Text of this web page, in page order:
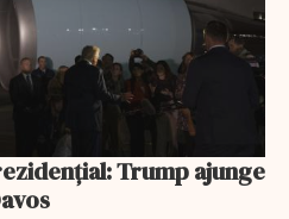
Trump ajunge